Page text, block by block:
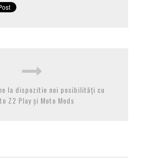
la dispozitie noi posibilități cu
Z2 Play și Moto Mods